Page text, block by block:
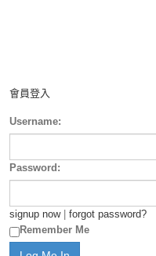
會員登入
Username:
Password:
signup now| forgot password?
Remember Me